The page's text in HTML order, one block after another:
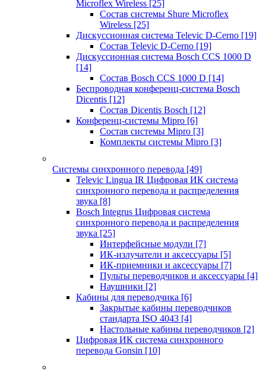
Microflex Wireless [25]
Состав системы Shure Microflex
Wireless [25]
Дискуссионная система Televic D-Cerno [19]
Состав Televic D-Cerno [19]
Дискуссионная система Bosch CCS 1000 D
[14]
Состав Bosch CCS 1000 D [14]
Беспроводная конференц-система Bosch
Dicentis [12]
Состав Dicentis Bosch [12]
Конференц-системы Mipro [6]
Состав системы Mipro [3]
Комплекты системы Mipro [3]
Системы синхронного перевода [49]
Televic Lingua IR Цифровая ИК система
синхронного перевода и распределения
звука [8]
Bosch Integrus Цифровая система
синхронного перевода и распределения
звука [25]
Интерфейсные модули [7]
ИК-излучатели и аксессуары [5]
ИК-приемники и аксессуары [7]
Пульты переводчиков и аксессуары [4]
Наушники [2]
Кабины для переводчика [6]
Закрытые кабины переводчиков
стандарта ISO 4043 [4]
Настольные кабины переводчиков [2]
Цифровая ИК система синхронного
перевода Gonsin [10]